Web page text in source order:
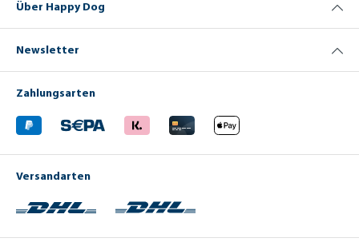
Über Happy Dog
Newsletter
Zahlungsarten
Versandarten